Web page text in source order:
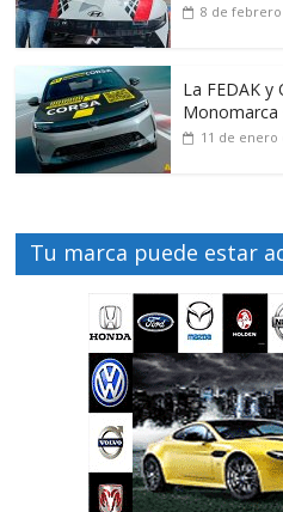
8 de febrero
La FEDAK y
Monomarca
11 de enero
Tu marca puede estar